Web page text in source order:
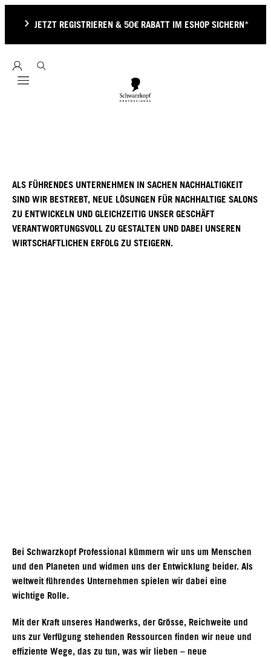
JETZT REGISTRIEREN & 50€ RABATT IM ESHOP SICHERN*
Mobile navigation
ALS FÜHRENDES UNTERNEHMEN IN SACHEN NACHHALTIGKEIT
SIND WIR BESTREBT, NEUE LÖSUNGEN FÜR NACHHALTIGE SALONS
ZU ENTWICKELN UND GLEICHZEITIG UNSER GESCHÄFT
VERANTWORTUNGSVOLL ZU GESTALTEN UND DABEI UNSEREN
WIRTSCHAFTLICHEN ERFOLG ZU STEIGERN.
Bei Schwarzkopf Professional kümmern wir uns um Menschen
und den Planeten und widmen uns der Entwicklung beider. Als
weltweit führendes Unternehmen spielen wir dabei eine
wichtige Rolle.
Mit der Kraft unseres Handwerks, der Grösse, Reichweite und
uns zur Verfügung stehenden Ressourcen finden wir neue und
effiziente Wege, das zu tun, was wir lieben – neue